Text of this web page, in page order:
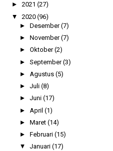
► 2021 (27)
▼ 2020 (96)
► Desember(7)
► November(7)
► Oktober(2)
► September(3)
► Agustus (5)
► Juli (8)
► Juni (17)
► April (1)
► Maret (14)
► Februari (15)
▼ Januari (17)